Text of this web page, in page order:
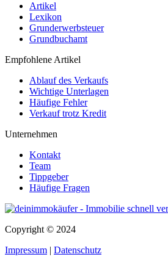
Artikel
Lexikon
Grunderwerbsteuer
Grundbuchamt
Empfohlene Artikel
Ablauf des Verkaufs
Wichtige Unterlagen
Häufige Fehler
Verkauf trotz Kredit
Unternehmen
Kontakt
Team
Tippgeber
Häufige Fragen
Copyright © 2024
Impressum | Datenschutz